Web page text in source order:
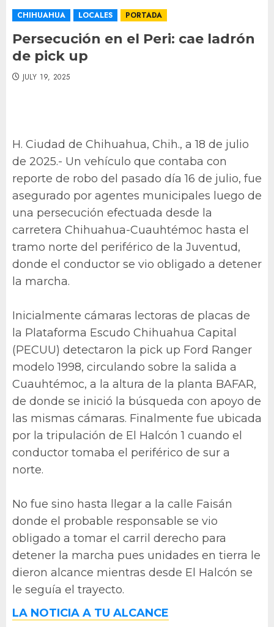
CHIHUAHUA LOCALES PORTADA
Persecución en el Peri: cae ladrón
de pick up
JULY 19, 2025
H. Ciudad de Chihuahua, Chih., a 18 de julio
de 2025.- Un vehículo que contaba con
reporte de robo del pasado día 16 de julio, fue
asegurado por agentes municipales luego de
una persecución efectuada desde la
carretera Chihuahua-Cuauhtémoc hasta el
tramo norte del periférico de la Juventud,
donde el conductor se vio obligado a detener
la marcha.
Inicialmente cámaras lectoras de placas de
la Plataforma Escudo Chihuahua Capital
(PECUU) detectaron la pick up Ford Ranger
modelo 1998, circulando sobre la salida a
Cuauhtémoc, a la altura de la planta BAFAR,
de donde se inició la búsqueda con apoyo de
las mismas cámaras. Finalmente fue ubicada
por la tripulación de El Halcón 1 cuando el
conductor tomaba el periférico de sur a
norte.
No fue sino hasta llegar a la calle Faisán
donde el probable responsable se vio
obligado a tomar el carril derecho para
detener la marcha pues unidades en tierra le
dieron alcance mientras desde El Halcón se
le seguía el trayecto.
LA NOTICIA A TU ALCANCE